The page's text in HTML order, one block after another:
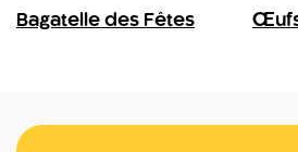
Bagatelle des Fêtes